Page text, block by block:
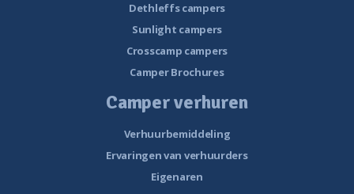
Dethleffs campers
Sunlight campers
Crosscamp campers
Camper Brochures
Camper verhuren
Verhuurbemiddeling
Ervaringen van verhuurders
Eigenaren